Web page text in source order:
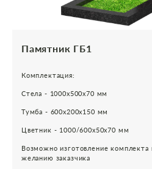
Памятник ГБ1
Комплектация:
Стела - 1000х500х70 мм
Тумба - 600х200х150 мм
Цветник - 1000/600х50х70 мм
Возможно изготовление комплекта
желанию заказчика